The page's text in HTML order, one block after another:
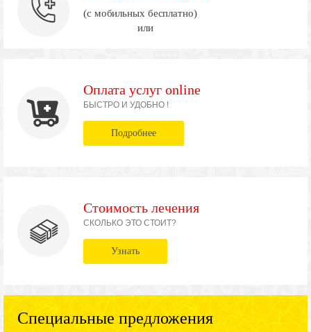
(с мобильных бесплатно)
или
Оплата услуг online
БЫСТРО И УДОБНО !
Подробнее
Стоимость лечения
СКОЛЬКО ЭТО СТОИТ?
Узнать
Специальные предложения